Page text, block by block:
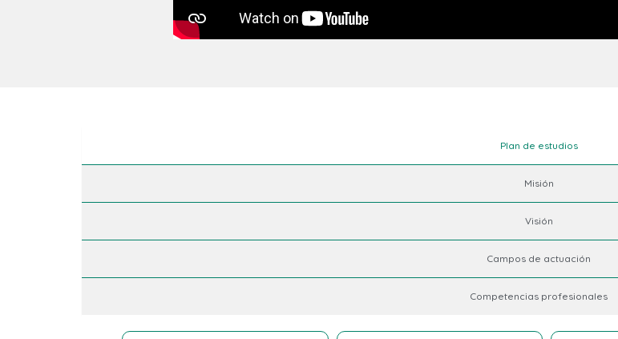
Plan de estudios
Misión
Visión
Campos de actuación
Competencias profesionales